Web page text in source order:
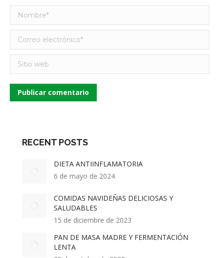
Nombre *
Correo electrónico *
Sitio web
Publicar comentario
RECENT POSTS
DIETA ANTIINFLAMATORIA
6 de mayo de 2024
COMIDAS NAVIDEÑAS DELICIOSAS Y
SALUDABLES
15 de diciembre de 2023
PAN DE MASA MADRE Y FERMENTACIÓN
LENTA